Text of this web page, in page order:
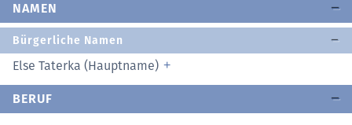
NAMEN
Bürgerliche Namen
Else Taterka (Hauptname)
BERUF